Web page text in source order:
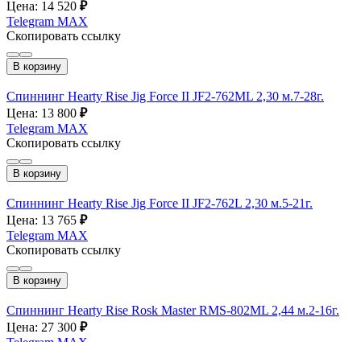
Цена: 14 520 ₽
Telegram MAX
Скопировать ссылку
В корзину
Спиннинг Hearty Rise Jig Force II JF2-762ML 2,30 м.7-28г.
Цена: 13 800 ₽
Telegram MAX
Скопировать ссылку
В корзину
Спиннинг Hearty Rise Jig Force II JF2-762L 2,30 м.5-21г.
Цена: 13 765 ₽
Telegram MAX
Скопировать ссылку
В корзину
Спиннинг Hearty Rise Rosk Master RMS-802ML 2,44 м.2-16г.
Цена: 27 300 ₽